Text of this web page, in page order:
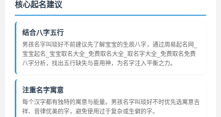
核心起名建议
结合八字五行
男孩名字叫琰好不前建议先了解宝宝的生辰八字，通过周易起名网_
宝宝起名_宝宝取名大全_免费取名大全_取名字大全_免费取名免费
八字分析，找出五行缺失与喜用神，为名字注入平衡之力。
注重名字寓意
每个汉字都有独特的寓意与能量。男孩名字叫琰好不时优先选寓意吉
祥、音律优美的字，避免使用过于复杂或生僻的字。